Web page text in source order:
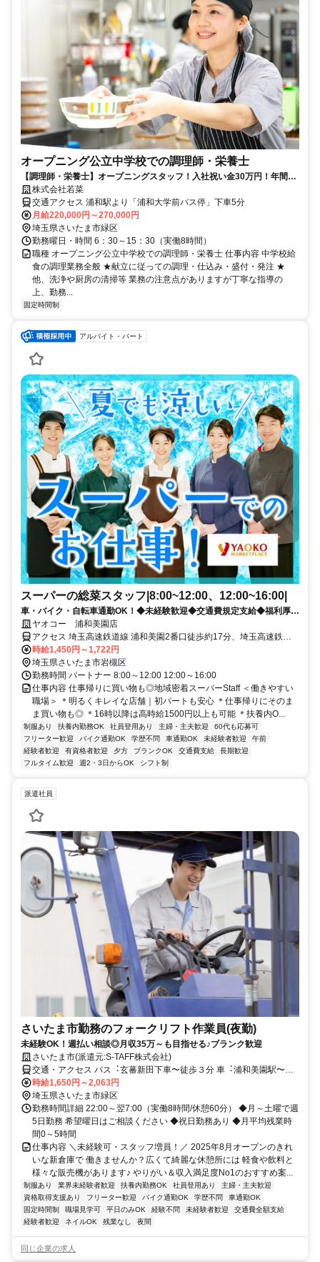
オープニング公立中学校での調理師・栄養士
【調理師・栄養士】オープニングスタッフ！入社祝い金30万円！年間休
日155日☆さいたま市立美園中学校
株式会社若菜
交通アクセス 浦和駅より「浦和大学前バス停」下車5分
月給220,000円～270,000円
埼玉県さいたま市緑区
勤務曜日・時間 6：30～15：30（実働8時間）
職種 オープニング公立中学校での調理師・栄養士 仕事内容 中学校給
食の調理業務全般 ★献立に従っての調理・仕込み・盛付・発注 ★
他、洗浄や厨房の清掃等 業務の注意点がありますが丁寧な指導の
上、勤務...
固定時間制
アルバイト・パート
スーパーの総菜スタッフ|8:00~12:00、12:00~16:00|
車・バイク・自転車通勤OK！◆未経験歓迎◆交通費規定支給◆福利厚生
充実ヤオコー 浦和美園店
アクセス 埼玉高速鉄道線 浦和美園2番口徒歩約17分、埼玉高速鉄道
線 東川口3番口徒歩約48分、ＪＲ武蔵野線 東川口3番口徒歩約48分 ●
浦和美園駅から徒歩19分 ●東川口駅から車12分、電車23分 ●岩槻駅か
ら車20分、バス29分 ●北越谷駅から車15分 ●東浦和駅から車19分、
電車34分
時給1,450円～1,722円
埼玉県さいたま市岩槻区
勤務時間 パートナー 8:00～12:00 12:00～16:00
仕事内容 仕事帰りに買い物も◎地域密着スーパーStaff ＜働きやすい
職場＞ ＊明るくキレイな店舗｜初パートも安心 ＊仕事帰りにそのま
ま買い物も◎ ＊16時以降は高時給1500円以上も可能 ＊扶養内O...
制服あり 扶養内勤務OK 社員登用あり 主婦・主夫歓迎
60代も応募可
フリーター歓迎
バイク通勤OK 学歴不問 車通勤OK 未経験者歓迎
午前
経験者歓迎
有資格者歓迎 夕方 ブランクOK 交通費支給
長期歓迎
フルタイム歓迎
週2・3日からOK シフト制
派遣社員
さいたま市勤務のフォークリフト作業員(夜勤)
未経験OK！週払い相談◎月収35万～も目指せる♪ブランク歓迎
さいたま市(派遣元:S-TAFF株式会社)
交通・アクセス バス︓⽞蕃新⽥下⾞〜徒歩３分 ⾞︓浦和美園駅〜⾞
で3分
時給1,650円～2,063円
埼玉県さいたま市緑区
勤務時間詳細 22:00～翌7:00（実働8時間/休憩60分） ◆月～土曜で週
5日勤務 希望曜日はご相談ください ◆祝日勤務あり ◆月平均残業時
間0～5時間
仕事内容 ＼未経験可・スタッフ増員！／ 2025年8月オープンのきれ
いな新倉庫で 働きませんか？広くて綺麗な休憩所には 軽食や飲料と
様々な販売機があります♪ やりがい＆収入満足度No1のおすすめ案...
制服あり 業界未経験者歓迎 扶養内勤務OK 社員登用あり
主婦・主夫歓迎
資格取得支援あり
フリーター歓迎 バイク通勤OK 学歴不問
車通勤OK
固定時間制
職場見学可 平日のみOK 経験不問 未経験者歓迎
交通費全額支給
経験者歓迎
ネイルOK 残業なし 夜間
同じ企業の求人